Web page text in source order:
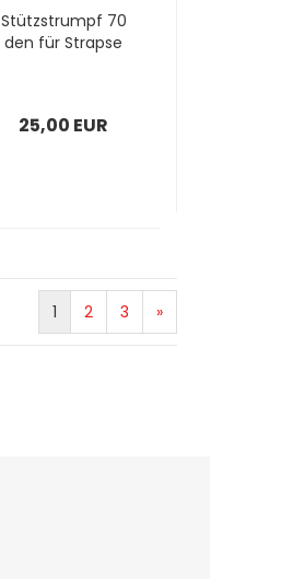
Stütz­strumpf 70
den für Strap­se
25,00 EUR
1 2 3 »